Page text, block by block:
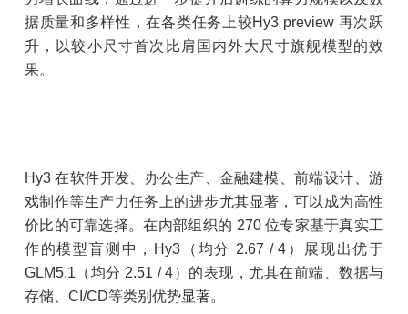
据质量和多样性，在各类任务上较Hy3 preview 再次跃
升，以较小尺寸首次比肩国内外大尺寸旗舰模型的效
果。
Hy3 在软件开发、办公生产、金融建模、前端设计、游
戏制作等生产力任务上的进步尤其显著，可以成为高性
价比的可靠选择。在内部组织的 270 位专家基于真实工
作的模型盲测中，Hy3（均分 2.67 / 4）展现出优于
GLM5.1（均分 2.51 / 4）的表现，尤其在前端、数据与
存储、CI/CD等类别优势显著。